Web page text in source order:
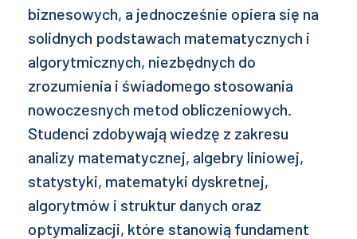
biznesowych, a jednocześnie opiera się na
solidnych podstawach matematycznych i
algorytmicznych, niezbędnych do
zrozumienia i świadomego stosowania
nowoczesnych metod obliczeniowych.
Studenci zdobywają wiedzę z zakresu
analizy matematycznej, algebry liniowej,
statystyki, matematyki dyskretnej,
algorytmów i struktur danych oraz
optymalizacji, które stanowią fundament